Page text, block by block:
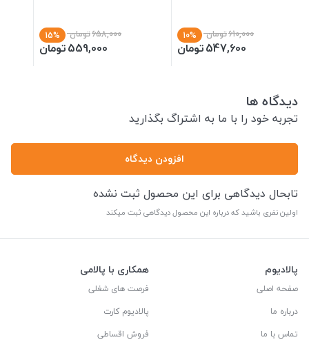
610,000تومان 10%
547,600تومان
658,000تومان 15%
559,000تومان
دیدگاه ها
تجربه خود را با ما به اشتراگ بگذارید
افزودن دیدگاه
تابحال دیدگاهی برای این محصول ثبت نشده
اولین نفری باشید که درباره این محصول دیدگاهی ثبت میکند
پالادیوم
صفحه اصلی
درباره ما
تماس با ما
همکاری با پالامی
فرصت های شغلی
پالادیوم کارت
فروش اقساطی